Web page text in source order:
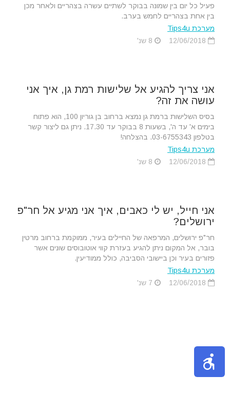
פעיל כל יום בין שמונה בבוקר לשתיים עשרה בצהריים ולאחר מכן
בין אחת בצהריים לחמש בערב.
מערכת Tips4u
אני צריך להגיע אל שלישות רמת גן, איך אני
עושה את זה?
בסיס השלישות ברמת גן נמצא ברחוב בן גוריון 100, הוא פתוח
בימים א' עד ה', בשעות 8 בבוקר עד 17.30. ניתן גם ליצור קשר
בטלפון 03-6755343. בהצלחה!
מערכת Tips4u
אני חייל, יש לי כאבים, איך אני מגיע אל חר"פ
ירושלים?
חר"פ ירושלים, המרפאה של החיילים בעיר, ממוקמת ברחוב מרטין
בובר, אל המקום ניתן להגיע בעזרת קווי אוטובוסים שונים אשר
פזורים בעיר וכן ביישובי הסביבה, כולל ממודיעין.
מערכת Tips4u